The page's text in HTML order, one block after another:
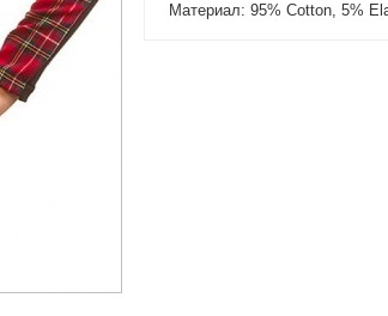
Материал: 95% Cotton, 5%